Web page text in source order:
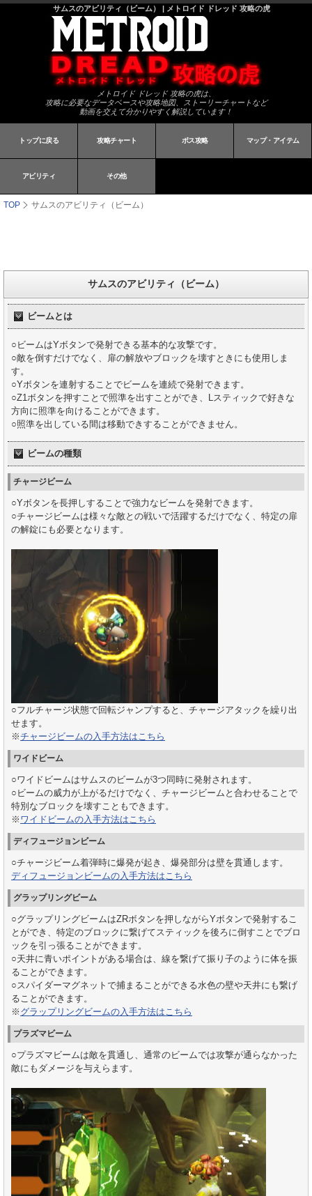
サムスのアビリティ（ビーム） | メトロイド ドレッド 攻略の虎
メトロイド ドレッド 攻略の虎は、
攻略に必要なデータベースや攻略地図、ストーリーチャートなど
動画を交えて分かりやすく解説しています！
トップに戻る 攻略チャート ボス攻略 マップ・アイテム
アビリティ その他
TOP サムスのアビリティ（ビーム）
サムスのアビリティ（ビーム）
ビームとは
○ビームはYボタンで発射できる基本的な攻撃です。
○敵を倒すだけでなく、扉の解放やブロックを壊すときにも使用しま
す。
○Yボタンを連射することでビームを連続で発射できます。
○Z1ボタンを押すことで照準を出すことができ、Lスティックで好きな
方向に照準を向けることができます。
○照準を出している間は移動できすることができません。
ビームの種類
チャージビーム
○Yボタンを長押しすることで強力なビームを発射できます。
○チャージビームは様々な敵との戦いで活躍するだけでなく、特定の扉
の解錠にも必要となります。
○フルチャージ状態で回転ジャンプすると、チャージアタックを繰り出
せます。
※チャージビームの入手方法はこちら
ワイドビーム
○ワイドビームはサムスのビームが3つ同時に発射されます。
○ビームの威力が上がるだけでなく、チャージビームと合わせることで
特別なブロックを壊すこともできます。
※ ワイドビームの入手方法はこちら
ディフュージョンビーム
○チャージビーム着弾時に爆発が起き、爆発部分は壁を貫通します。
ディフュージョンビームの入手方法はこちら
グラップリングビーム
○グラップリングビームはZRボタンを押しながらYボタンで発射するこ
とができ、特定のブロックに繋げてスティックを後ろに倒すことでブロ
ックを引っ張ることができます。
○天井に青いポイントがある場合は、線を繋げて振り子のように体を振
ることができます。
○スパイダーマグネットで捕まることができる水色の壁や天井にも繋げ
ることができます。
※ グラップリングビームの入手方法はこちら
プラズマビーム
○プラズマビームは敵を貫通し、通常のビームでは攻撃が通らなかった
敵にもダメージを与えらます。